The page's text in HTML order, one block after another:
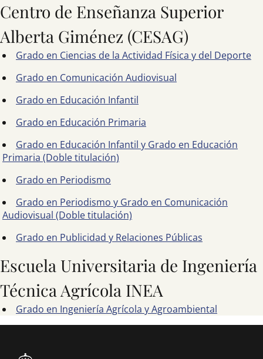
Centro de Enseñanza Superior
Alberta Giménez (CESAG)
Grado en Ciencias de la Actividad Física y del Deporte
Grado en Comunicación Audiovisual
Grado en Educación Infantil
Grado en Educación Primaria
Grado en Educación Infantil y Grado en Educación
Primaria (Doble titulación)
Grado en Periodismo
Grado en Periodismo y Grado en Comunicación
Audiovisual (Doble titulación)
Grado en Publicidad y Relaciones Públicas
Escuela Universitaria de Ingeniería
Técnica Agrícola INEA
Grado en Ingeniería Agrícola y Agroambiental